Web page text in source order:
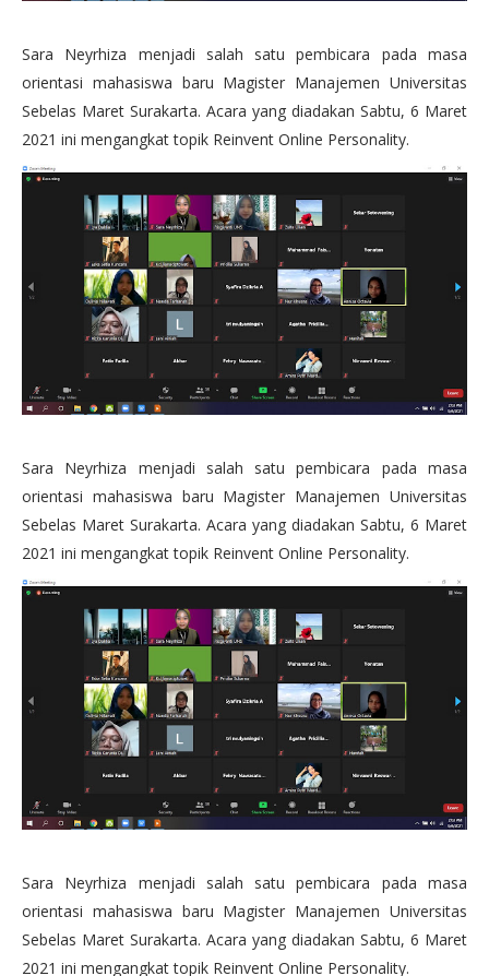
Sara Neyrhiza menjadi salah satu pembicara pada masa
orientasi mahasiswa baru Magister Manajemen Universitas
Sebelas Maret Surakarta. Acara yang diadakan Sabtu, 6 Maret
2021 ini mengangkat topik Reinvent Online Personality.
Sara Neyrhiza menjadi salah satu pembicara pada masa
orientasi mahasiswa baru Magister Manajemen Universitas
Sebelas Maret Surakarta. Acara yang diadakan Sabtu, 6 Maret
2021 ini mengangkat topik Reinvent Online Personality.
Sara Neyrhiza menjadi salah satu pembicara pada masa
orientasi mahasiswa baru Magister Manajemen Universitas
Sebelas Maret Surakarta. Acara yang diadakan Sabtu, 6 Maret
2021 ini mengangkat topik Reinvent Online Personality.